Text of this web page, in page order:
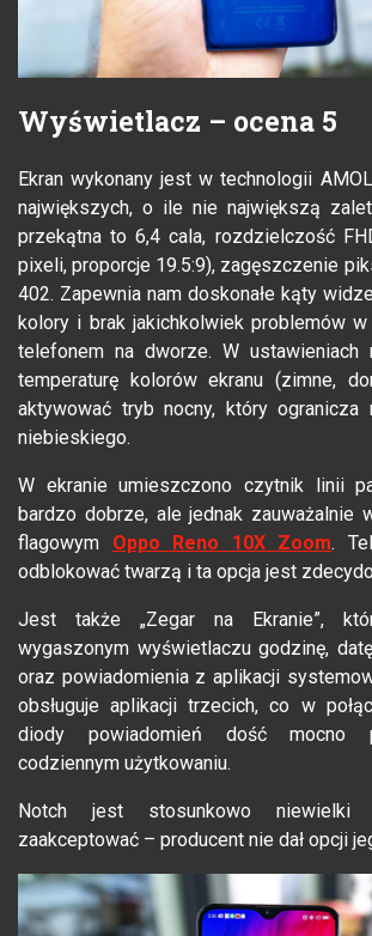
Wyświetlacz – ocena 5
Ekran wykonany jest w technologii
największych, o ile nie największą
przekątna to 6,4 cala, rozdzielczość
pixeli, proporcje 19.5:9), zagęszczenie
402. Zapewnia nam doskonałe kąty
kolory i brak jakichkolwiek problemów w
telefonem na dworze. W ustawieniach
temperaturę kolorów ekranu (zimne,
aktywować tryb nocny, który ogranicza
niebieskiego.
W ekranie umieszczono czytnik linii
bardzo dobrze, ale jednak zauważalnie
flagowym Oppo Reno 10X Zoom.
odblokować twarzą i ta opcja jest
Jest także „Zegar na Ekranie”,
wygaszonym wyświetlaczu godzinę,
oraz powiadomienia z aplikacji
obsługuje aplikacji trzecich, co w
diody powiadomień dość mocno
codziennym użytkowaniu.
Notch jest stosunkowo
zaakceptować – producent nie dał opcji